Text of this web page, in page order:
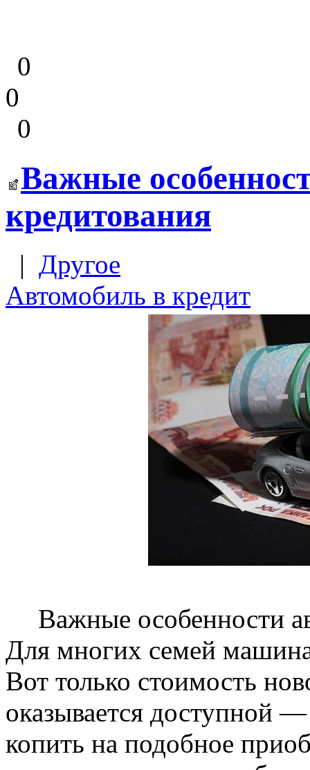
0
0
0
Важные
кредитования
| Другое
Автомобиль в кредит
Важные особенности
Для многих семей
Вот только стоимость
оказывается доступной
копить на подобное